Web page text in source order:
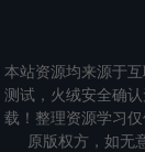
本站资源均来源于
测试，火绒安全确
载！整理资源学习
原版权方，如无